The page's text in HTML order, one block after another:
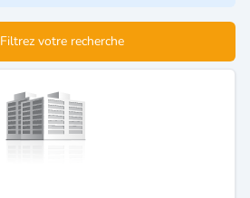
Filtrez votre recherche